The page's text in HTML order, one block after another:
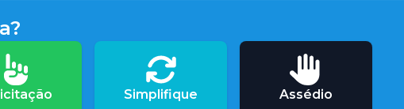
oferta 150 testes rápidos
Simplifique Assédio